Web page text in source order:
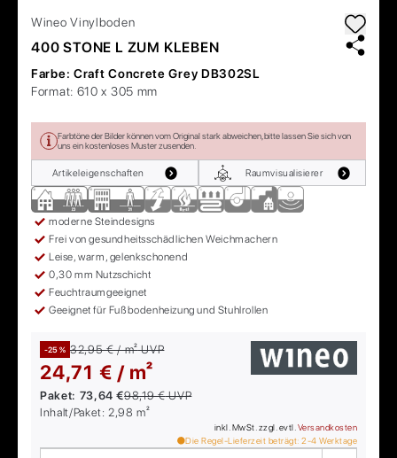
Wineo Vinylboden
400 STONE L ZUM KLEBEN
Farbe: Craft Concrete Grey DB302SL
Format: 610 x 305 mm
Farbtöne der Bilder können vom Original stark abweichen, bitte lassen Sie sich von
uns ein kostenloses Muster zusenden.
Artikeleigenschaften Raumvisualisierer
moderne Steindesigns
Frei von gesundheitsschädlichen Weichmachern
Leise, warm, gelenkschonend
0,30 mm Nutzschicht
Feuchtraumgeeignet
Geeignet für Fußbodenheizung und Stuhlrollen
-25 % 32,95 € / m²UVP
24,71 € / m²
Paket: 73,64 €98,19 €UVP
Inhalt/Paket:2,98 m²
inkl. MwSt. zzgl. evtl. Versandkosten
Die Regel-Lieferzeit beträgt: 2-4 Werktage